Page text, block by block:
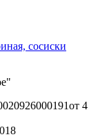
сосиски
от 4